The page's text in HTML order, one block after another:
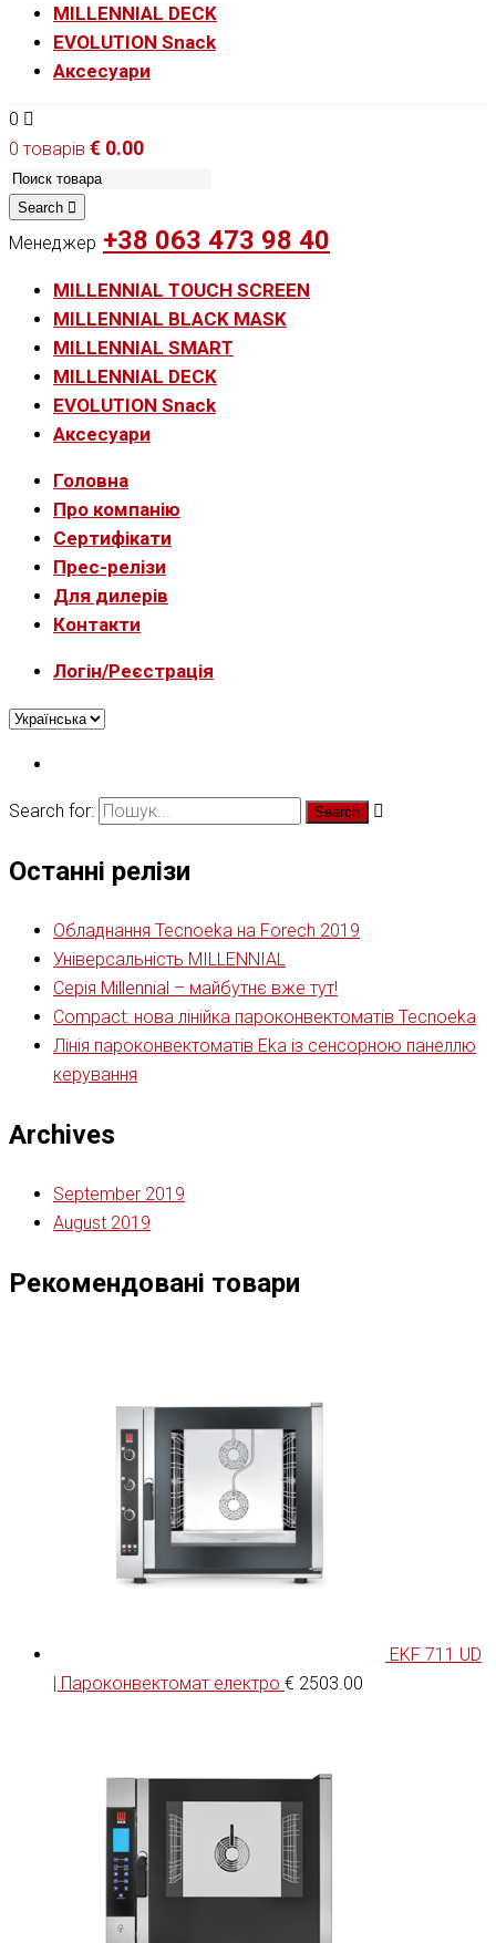
MILLENNIAL DECK
EVOLUTION Snack
Аксесуари
0
0 товарів € 0.00
Search
Менеджер +38 063 473 98 40
MILLENNIAL TOUCH SCREEN
MILLENNIAL BLACK MASK
MILLENNIAL SMART
MILLENNIAL DECK
EVOLUTION Snack
Аксесуари
Головна
Про компанію
Сертифікати
Прес-релізи
Для дилерів
Контакти
Логін/Реєстрація
Search for:
Останні релізи
Обладнання Tecnoeka на Forech 2019
Універсальність MILLENNIAL
Серія Millennial – майбутнє вже тут!
Compact: нова лінійка пароконвектоматів Tecnoeka
Лінія пароконвектоматів Eka із сенсорною панеллю
керування
Archives
September 2019
August 2019
Рекомендовані товари
EKF 711 UD
| Пароконвектомат електро € 2503.00